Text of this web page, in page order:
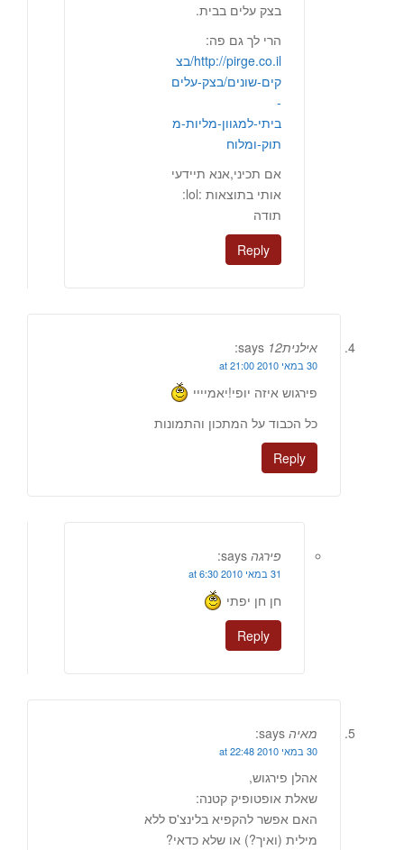
בצק עלים בבית.
הרי לך גם פה:
http://pirge.co.il/בצ
קים-שונים/בצק-עלים
-
ביתי-למגוון-מליות-מ
תוק-ומלוח
אם תכיני,אנא תיידעי
אותי בתוצאות :lol:
תודה
Reply
אילנית12 says:
30 במאי 2010 at 21:00
פירגוש איזה יופי!יאמיייי
כל הכבוד על המתכון והתמונות
Reply
פירגה says:
31 במאי 2010 at 6:30
חן חן יפתי
Reply
מאיה says:
30 במאי 2010 at 22:48
אהלן פירגוש,
שאלת אופטופיק קטנה:
האם אפשר להקפיא בלינצ'ס ללא
מילית (ואיך?) או שלא כדאי?